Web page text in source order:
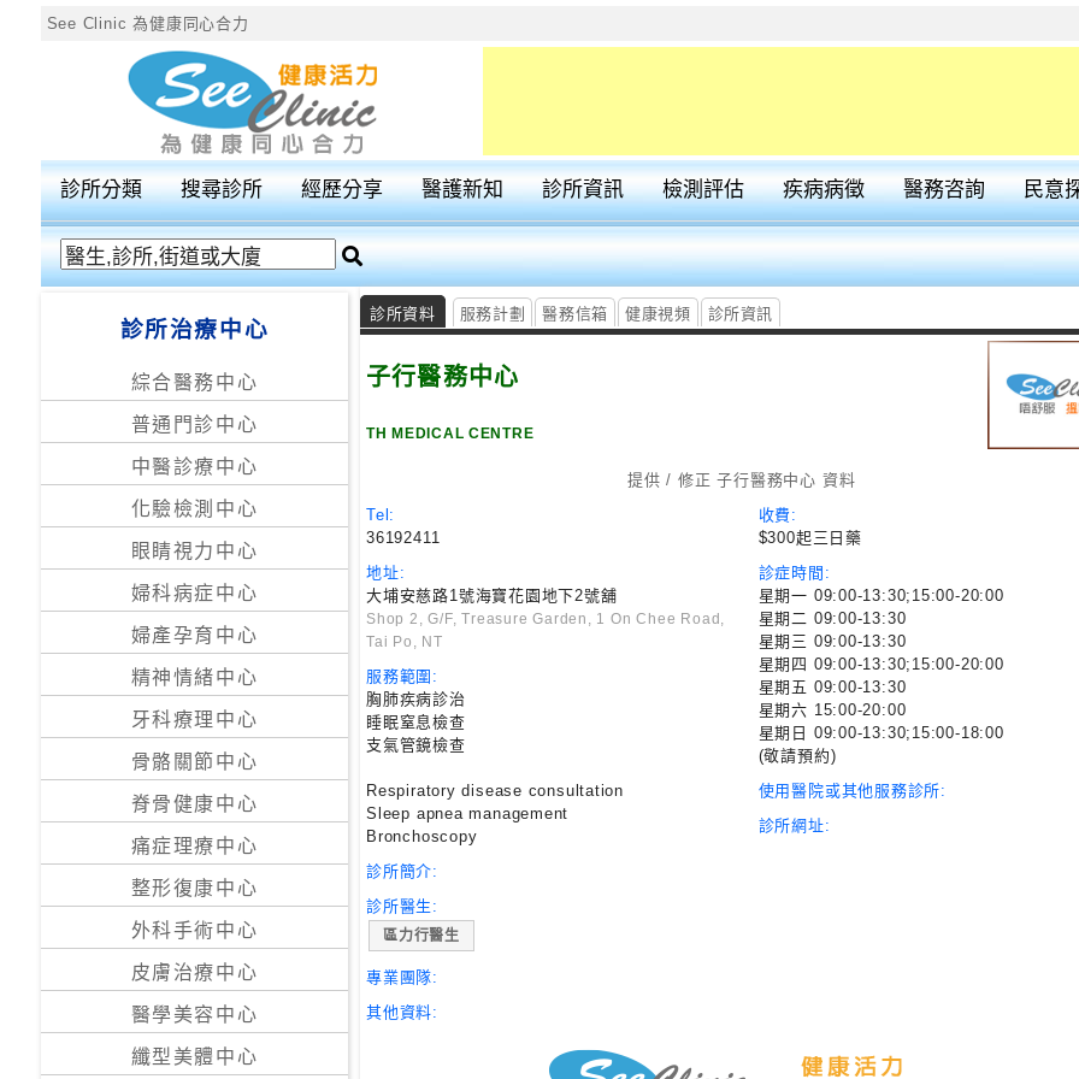
See Clinic 為健康同心合力
所
類
搜
按
搜
小
診
室
公
院
診所分類 搜尋診所 經歷分享 醫護新知 診所資訊 檢測評估 疾病病徵 醫務咨詢 民意
診所治療中心
綜合醫務中心
普通門診中心
中醫診療中心
化驗檢測中心
眼睛視力中心
婦科病症中心
婦產孕育中心
精神情緒中心
牙科療理中心
骨骼關節中心
脊骨健康中心
痛症理療中心
整形復康中心
外科手術中心
皮膚治療中心
醫學美容中心
纖型美體中心
診所資料 服務計劃 醫務信箱 健康視頻 診所資訊
子行醫務中心
TH MEDICAL CENTRE
提供 / 修正 子行醫務中心 資料
Tel:
36192411
地址:
大埔安慈路1號海寶花園地下2號舖
Shop 2, G/F, Treasure Garden, 1 On Chee Road,
Tai Po, NT
服務範圍:
胸肺疾病診治
睡眠窒息檢查
支氣管鏡檢查
Respiratory disease consultation
Sleep apnea management
Bronchoscopy
診所簡介:
診所醫生:
區力行醫生
專業團隊:
其他資料:
收費:
$300起三日藥
診症時間:
星期一 09:00-13:30;15:00-20:00
星期二 09:00-13:30
星期三 09:00-13:30
星期四 09:00-13:30;15:00-20:00
星期五 09:00-13:30
星期六 15:00-20:00
星期日 09:00-13:30;15:00-18:00
(敬請預約)
使用醫院或其他服務診所:
診所網址: